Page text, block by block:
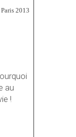
2013
au
!